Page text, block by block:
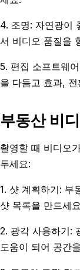
4. 조명: 자연광이
서 비디오 품질을
5. 편집 소프트웨
을 다듬고 효과,
부동산 비
촬영할 때 비디오
두세요:
1. 샷 계획하기: 부
샷 목록을 만드세
2. 광각 사용하기:
도움이 되어 공간